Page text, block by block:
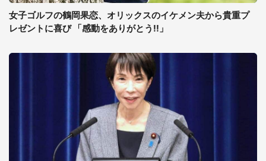
女子ゴルフの鶴岡果恋、オリックスのイケメン夫から貴重プ
レゼントに喜び 「感動をありがとう!!」